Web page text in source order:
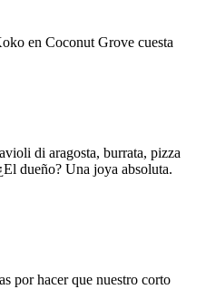
en Coconut Grove cuesta
di aragosta, burrata, pizza
dueño? Una joya absoluta.
por hacer que nuestro corto